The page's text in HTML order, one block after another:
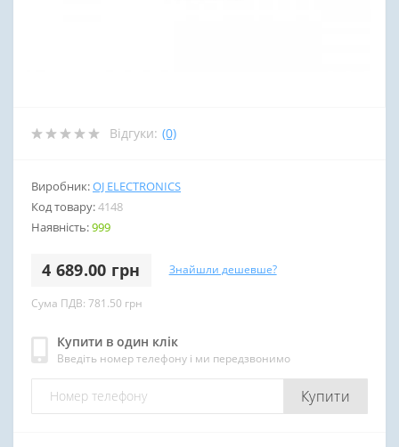
Відгуки: (0)
Виробник:OJ ELECTRONICS
Код товару:4148
Наявність:999
4 689.00 грн Знайшли дешевше?
Сума ПДВ: 781.50 грн
Купити в один клік
Введіть номер телефону і ми передзвонимо
Купити